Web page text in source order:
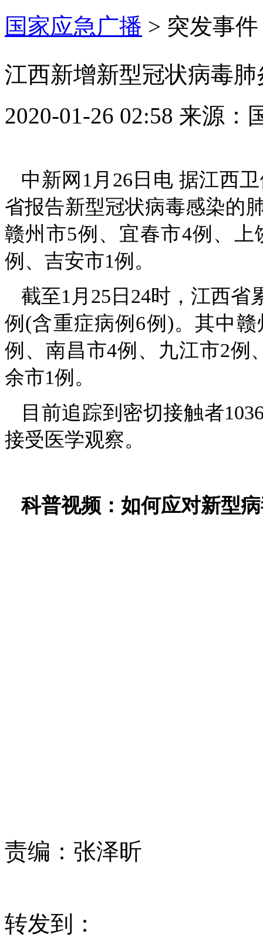
国家应急广播 > 突发事件
江西新增新型冠状病毒
2020-01-26 02:58 来源：
中新网1月26日电 据江西
省报告新型冠状病毒感染的
赣州市5例、宜春市4例、
例、吉安市1例。
截至1月25日24时，江西
例(含重症病例6例)。其中
例、南昌市4例、九江市2例
余市1例。
目前追踪到密切接触者
接受医学观察。
科普视频：如何应对新型
责编： 张泽昕
转发到：